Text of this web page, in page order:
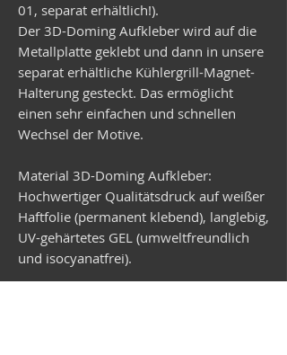
01, separat erhältlich!).
Der 3D-Doming Aufkleber wird auf die
Metallplatte geklebt und dann in unsere
separat erhältliche Kühlergrill-Magnet-
Halterung gesteckt. Das ermöglicht
einen sehr einfachen und schnellen
Wechsel der Motive.
Material 3D-Doming Aufkleber:
Hochwertiger Qualitätsdruck auf weißer
Haftfolie (permanent klebend), langlebig,
UV-gehärtetes GEL (umweltfreundlich
und isocyanatfrei).